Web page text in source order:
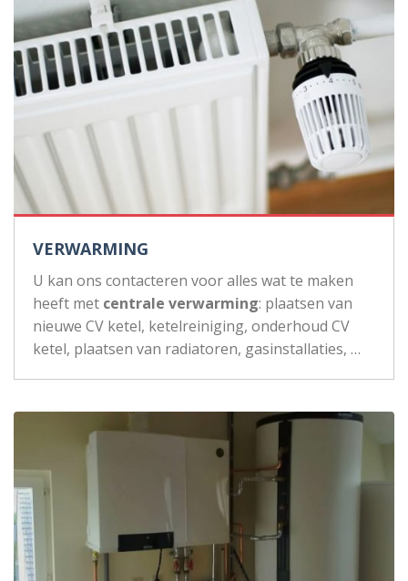
VERWARMING
U kan ons contacteren voor alles wat te maken
heeft met centrale verwarming: plaatsen van
nieuwe CV ketel, ketelreiniging, onderhoud CV
ketel, plaatsen van radiatoren, gasinstallaties, …